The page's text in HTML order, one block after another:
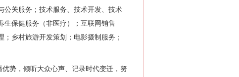
公关服务；技术服务、技术开发、技术
生保健服务（非医疗）；互联网销售
乡村旅游开发策划；电影摄制服务；
势，倾听大众心声、记录时代变迁，努